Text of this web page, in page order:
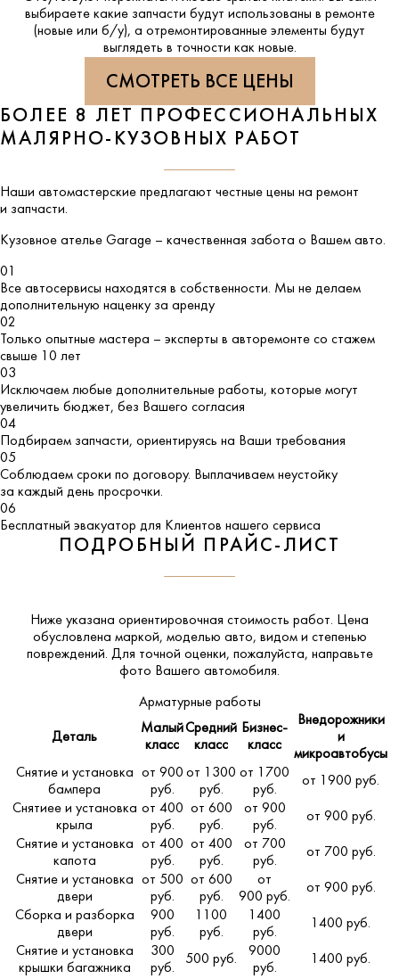
выбираете какие запчасти будут использованы в ремонте
(новые или б/у), а отремонтированные элементы будут
выглядеть в точности как новые.
СМОТРЕТЬ ВСЕ ЦЕНЫ
БОЛЕЕ 8 ЛЕТ ПРОФЕССИОНАЛЬНЫХ
МАЛЯРНО-КУЗОВНЫХ РАБОТ
Наши автомастерские предлагают честные цены на ремонт
и запчасти.
Кузовное ателье Garage – качественная забота о Вашем авто.
01
Все автосервисы находятся в собственности. Мы не делаем
дополнительную наценку за аренду
02
Только опытные мастера – эксперты в авторемонте со стажем
свыше 10 лет
03
Исключаем любые дополнительные работы, которые могут
увеличить бюджет, без Вашего согласия
04
Подбираем запчасти, ориентируясь на Ваши требования
05
Соблюдаем сроки по договору. Выплачиваем неустойку
за каждый день просрочки.
06
Бесплатный эвакуатор для Клиентов нашего сервиса
ПОДРОБНЫЙ ПРАЙС-ЛИСТ
Ниже указана ориентировочная стоимость работ. Цена
обусловлена маркой, моделью авто, видом и степенью
повреждений. Для точной оценки, пожалуйста, направьте
фото Вашего автомобиля.
Арматурные работы
Деталь
Малый
класс
Средний
класс
Бизнес-
класс
Внедорожники
и
микроавтобусы
Снятие и установка
бампера
от 900
руб.
от 1300
руб.
от 1700
руб.
от 1900 руб.
Снятиее и установка
крыла
от 400
руб.
от 600
руб.
от 900
руб.
от 900 руб.
Снятие и установка
капота
от 400
руб.
от 400
руб.
от 700
руб.
от 700 руб.
Снятие и установка
двери
от 500
руб.
от 600
руб.
от
900 руб.
от 900 руб.
Сборка и разборка
двери
900
руб.
1100
руб.
1400
руб.
1400 руб.
Снятие и установка
крышки багажника
300
руб.
500 руб.
9000
руб.
1400 руб.